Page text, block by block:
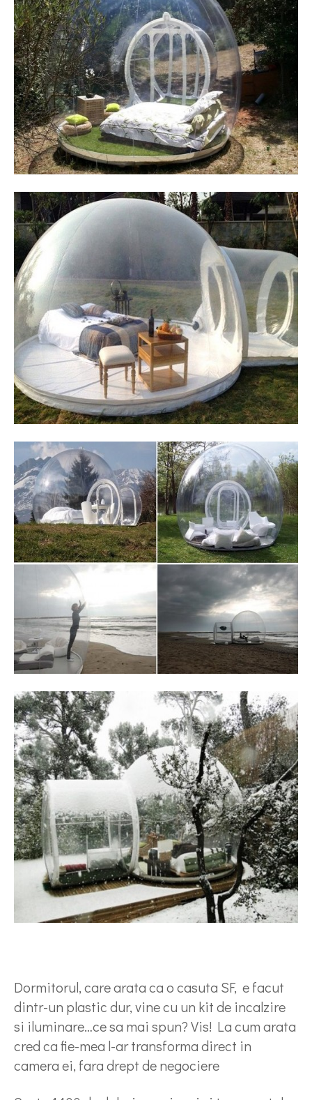
Dormitorul, care arata ca o casuta SF, e facut
dintr-un plastic dur, vine cu un kit de incalzire
si iluminare…ce sa mai spun? Vis! La cum arata
cred ca fie-mea l-ar transforma direct in
camera ei, fara drept de negociere